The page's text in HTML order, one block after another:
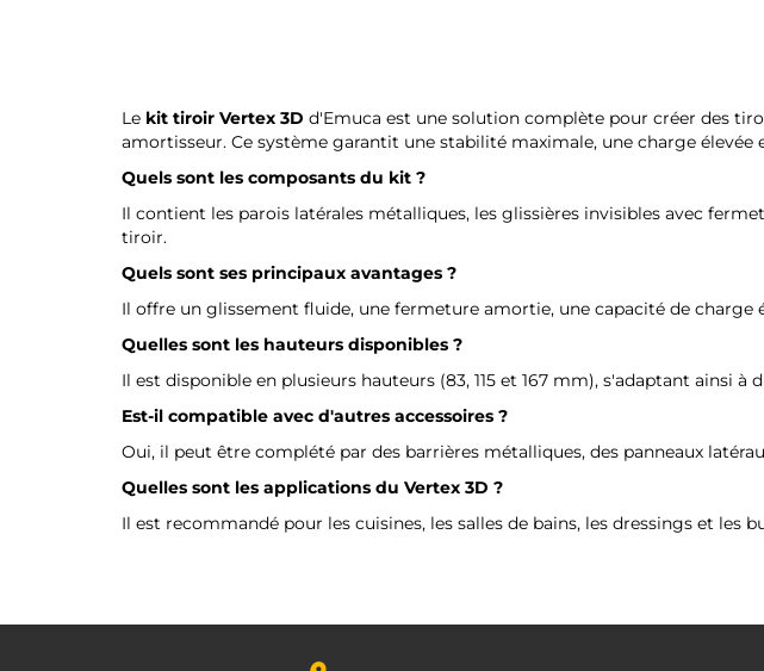
Le kit tiroir Vertex 3D d'Emuca est une solution complète pour créer des
amortisseur. Ce système garantit une stabilité maximale, une charge
Quels sont les composants du kit ?
Il contient les parois latérales métalliques, les glissières invisibles avec
tiroir.
Quels sont ses principaux avantages ?
Il offre un glissement fluide, une fermeture amortie, une capacité de
Quelles sont les hauteurs disponibles ?
Il est disponible en plusieurs hauteurs (83, 115 et 167 mm), s'adaptant
Est-il compatible avec d'autres accessoires ?
Oui, il peut être complété par des barrières métalliques, des panneaux
Quelles sont les applications du Vertex 3D ?
Il est recommandé pour les cuisines, les salles de bains, les dressings et